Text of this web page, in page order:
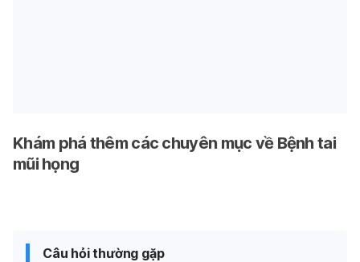
Khám phá thêm các chuyên mục về Bệnh tai
mũi họng
Câu hỏi thường gặp